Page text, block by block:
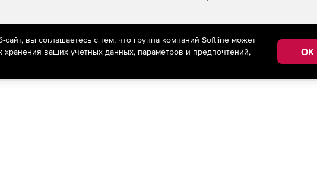
технологии(информационные технологии предоставления
пользователей сети «Интернет», находящихся на территории Российской
вы соглашаетесь с тем, что группа компаний Softline может
хранения ваших учетных данных, параметров и предпочтений,
OK